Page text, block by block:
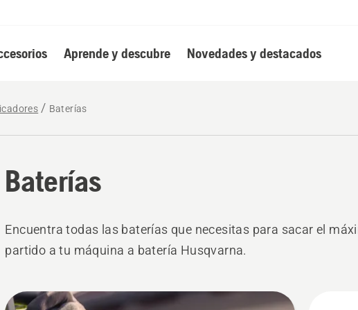
Aprende y descubre Novedades y destacados
Baterías
Baterías
Encuentra todas las baterías que necesitas para sacar el
partido a tu máquina a batería Husqvarna.
All